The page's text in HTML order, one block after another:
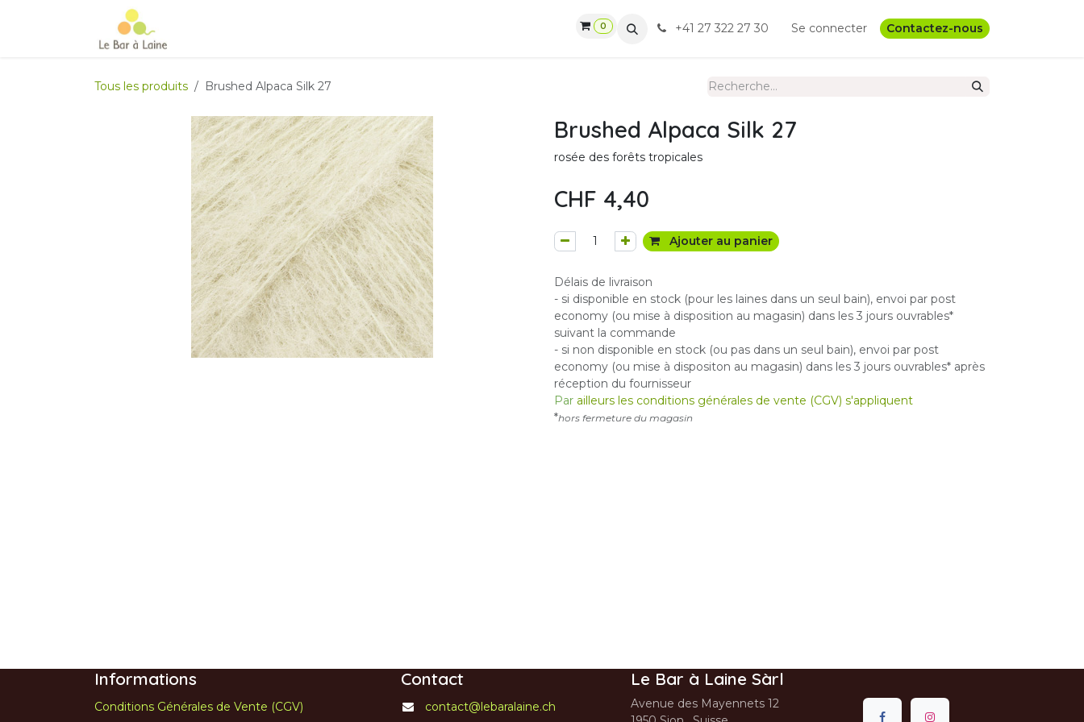
Se rendre au contenu
CGV 0 +41 27 322 27 30 Se connecter Contactez-nous
Tous les produits Brushed Alpaca Silk 27
Brushed Alpaca Silk 27
rosée des forêts tropicales
CHF 4,40
Ajouter au panier
Délais de livraison
- si disponible en stock (pour les laines dans un seul bain), envoi par post
economy (ou mise à disposition au magasin) dans les 3 jours ouvrables*
suivant la commande
- si non disponible en stock (ou pas dans un seul bain), envoi par post
economy (ou mise à dispositon au magasin) dans les 3 jours ouvrables* après
réception du fournisseur
Par ailleurs les conditions générales de vente (CGV) s'appliquent
*hors fermeture du magasin
Informations
Conditions Générales de Vente (CGV)
Contact
contact@lebaralaine.ch
Le Bar à Laine Sàrl
Avenue des Mayennets 12